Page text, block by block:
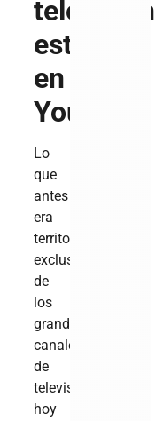
televisión
está
en
YouTube
Lo
que
antes
era
territorio
exclusivo
de
los
grandes
canales
de
televisión,
hoy